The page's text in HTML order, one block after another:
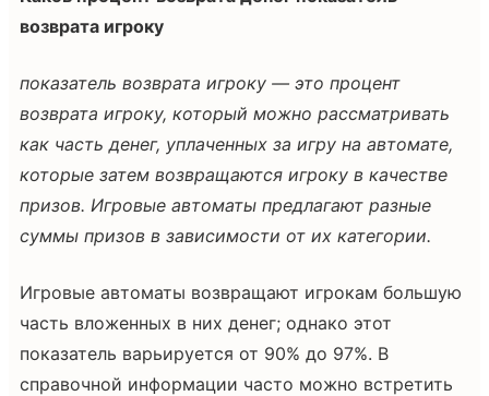
возврата игроку
показатель возврата игроку — это процент
возврата игроку, который можно рассматривать
как часть денег, уплаченных за игру на автомате,
которые затем возвращаются игроку в качестве
призов. Игровые автоматы предлагают разные
суммы призов в зависимости от их категории.
Игровые автоматы возвращают игрокам большую
часть вложенных в них денег; однако этот
показатель варьируется от 90% до 97%. В
справочной информации часто можно встретить